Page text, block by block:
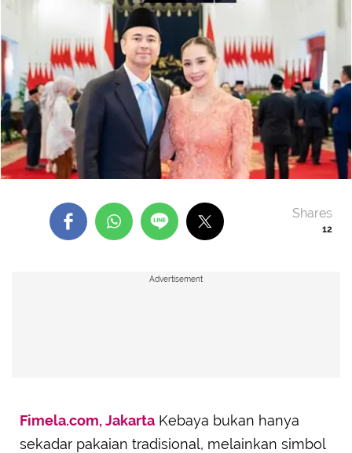
12
Shares
Advertisement
Fimela.com, Jakarta Kebaya bukan hanya
sekadar pakaian tradisional, melainkan simbol